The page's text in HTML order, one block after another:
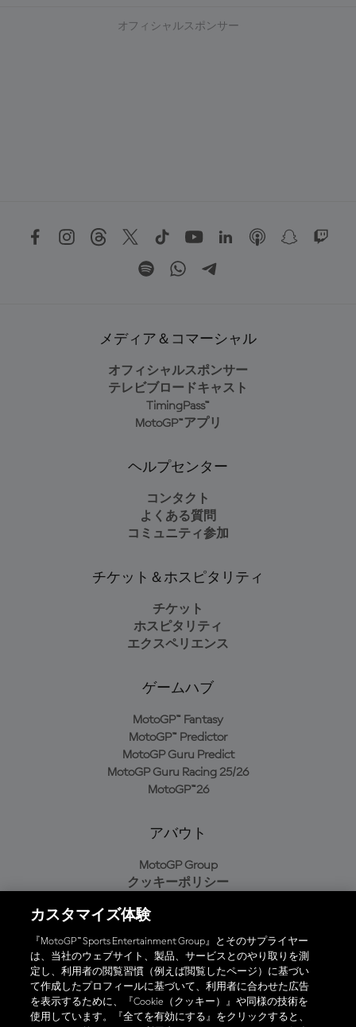
オフィシャルスポンサー
メディア＆コマーシャル
オフィシャルスポンサー
テレビブロードキャスト
TimingPass™
MotoGP™アプリ
ヘルプセンター
コンタクト
よくある質問
コミュニティ参加
チケット＆ホスピタリティ
チケット
ホスピタリティ
エクスペリエンス
ゲームハブ
MotoGP™ Fantasy
MotoGP™ Predictor
MotoGP Guru Predict
MotoGP Guru Racing 25/26
MotoGP™26
アバウト
MotoGP Group
クッキーポリシー
プライバシーポリシー
購入ポリシー
オフィシャルアプリ
カスタマイズ体験
『MotoGP™ Sports Entertainment Group』とそのサプライヤー
は、当社のウェブサイト、製品、サービスとのやり取りを測
定し、利用者の閲覧習慣（例えば閲覧したページ）に基づい
て作成したプロフィールに基づいて、利用者に合わせた広告
を表示するために、『Cookie（クッキー）』や同様の技術を
使用しています。『全てを有効にする』をクリックすると、